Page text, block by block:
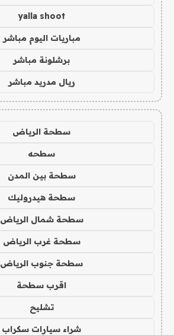
yalla shoot
مباريات اليوم مباشر
برشلونة مباشر
ريال مدريد مباشر
سطحة الرياض
سطحه
سطحة بين المدن
سطحة هيدروليك
سطحة شمال الرياض
سطحة غرب الرياض
سطحة جنوب الرياض
اقرب سطحة
تشليح
شراء سيارات سكراب